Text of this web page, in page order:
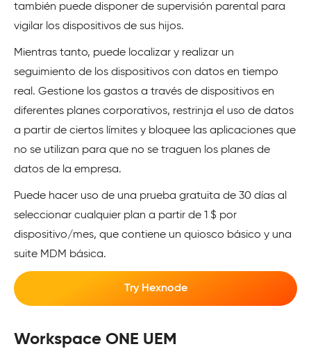
también puede disponer de supervisión parental para
vigilar los dispositivos de sus hijos.
Mientras tanto, puede localizar y realizar un
seguimiento de los dispositivos con datos en tiempo
real. Gestione los gastos a través de dispositivos en
diferentes planes corporativos, restrinja el uso de datos
a partir de ciertos límites y bloquee las aplicaciones que
no se utilizan para que no se traguen los planes de
datos de la empresa.
Puede hacer uso de una prueba gratuita de 30 días al
seleccionar cualquier plan a partir de 1 $ por
dispositivo/mes, que contiene un quiosco básico y una
suite MDM básica.
Try Hexnode
Workspace ONE UEM